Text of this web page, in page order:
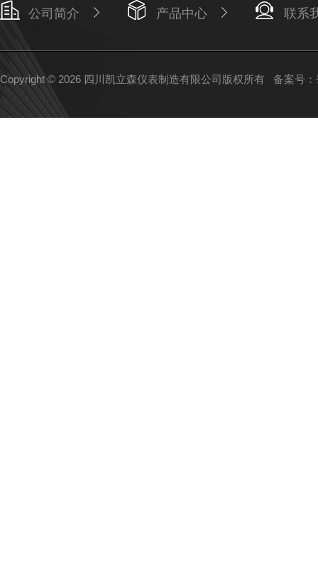
公司简介 产品中心 联系
Copyright © 2026 四川凯立森仪表制造有限公司版权所有 备案号：